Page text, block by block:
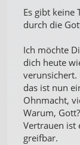
Es gibt keine
durch die
Ich möchte
dich heute
verunsichert.
das ist nun
Ohnmacht,
Warum,
Vertrauen ist
greifbar.